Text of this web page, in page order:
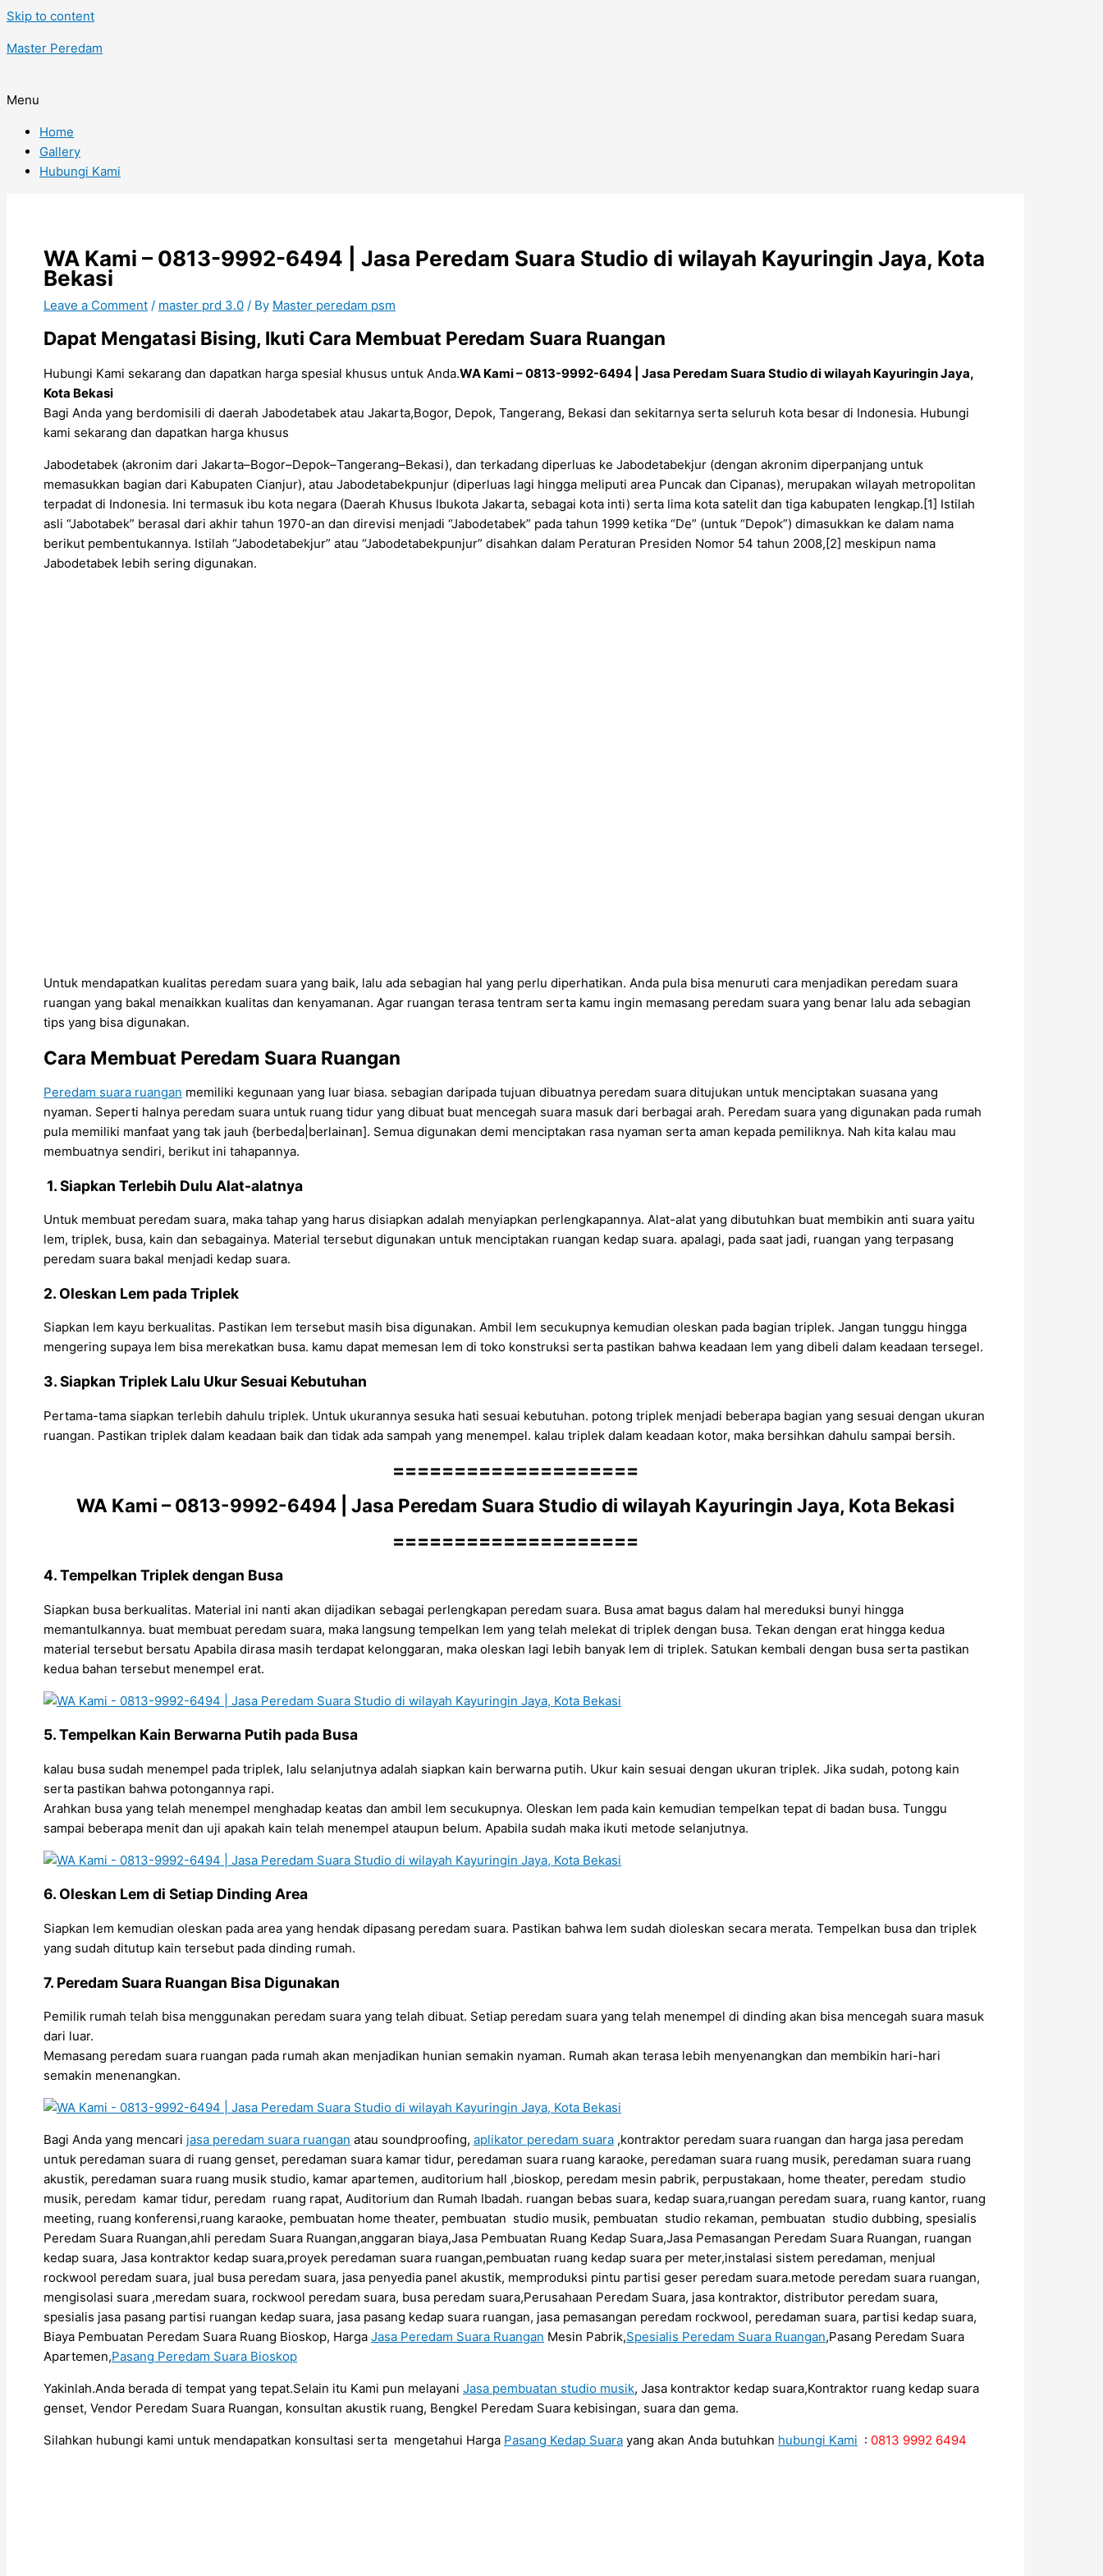
Skip to content
Master Peredam
Menu
Home
Gallery
Hubungi Kami
WA Kami – 0813-9992-6494 | Jasa Peredam Suara Studio di wilayah Kayuringin Jaya, Kota
Bekasi
Leave a Comment / master prd 3.0 / By Master peredam psm
Dapat Mengatasi Bising, Ikuti Cara Membuat Peredam Suara Ruangan
Hubungi Kami sekarang dan dapatkan harga spesial khusus untuk Anda.WA Kami – 0813-9992-6494 | Jasa Peredam Suara Studio di wilayah Kayuringin Jaya,
Kota Bekasi
Bagi Anda yang berdomisili di daerah Jabodetabek atau Jakarta,Bogor, Depok, Tangerang, Bekasi dan sekitarnya serta seluruh kota besar di Indonesia. Hubungi
kami sekarang dan dapatkan harga khusus
Jabodetabek (akronim dari Jakarta–Bogor–Depok–Tangerang–Bekasi), dan terkadang diperluas ke Jabodetabekjur (dengan akronim diperpanjang untuk
memasukkan bagian dari Kabupaten Cianjur), atau Jabodetabekpunjur (diperluas lagi hingga meliputi area Puncak dan Cipanas), merupakan wilayah metropolitan
terpadat di Indonesia. Ini termasuk ibu kota negara (Daerah Khusus Ibukota Jakarta, sebagai kota inti) serta lima kota satelit dan tiga kabupaten lengkap.[1] Istilah
asli “Jabotabek” berasal dari akhir tahun 1970-an dan direvisi menjadi “Jabodetabek” pada tahun 1999 ketika “De” (untuk “Depok”) dimasukkan ke dalam nama
berikut pembentukannya. Istilah “Jabodetabekjur” atau “Jabodetabekpunjur” disahkan dalam Peraturan Presiden Nomor 54 tahun 2008,[2] meskipun nama
Jabodetabek lebih sering digunakan.
Untuk mendapatkan kualitas peredam suara yang baik, lalu ada sebagian hal yang perlu diperhatikan. Anda pula bisa menuruti cara menjadikan peredam suara
ruangan yang bakal menaikkan kualitas dan kenyamanan. Agar ruangan terasa tentram serta kamu ingin memasang peredam suara yang benar lalu ada sebagian
tips yang bisa digunakan.
Cara Membuat Peredam Suara Ruangan
Peredam suara ruangan memiliki kegunaan yang luar biasa. sebagian daripada tujuan dibuatnya peredam suara ditujukan untuk menciptakan suasana yang
nyaman. Seperti halnya peredam suara untuk ruang tidur yang dibuat buat mencegah suara masuk dari berbagai arah. Peredam suara yang digunakan pada rumah
pula memiliki manfaat yang tak jauh {berbeda|berlainan]. Semua digunakan demi menciptakan rasa nyaman serta aman kepada pemiliknya. Nah kita kalau mau
membuatnya sendiri, berikut ini tahapannya.
1. Siapkan Terlebih Dulu Alat-alatnya
Untuk membuat peredam suara, maka tahap yang harus disiapkan adalah menyiapkan perlengkapannya. Alat-alat yang dibutuhkan buat membikin anti suara yaitu
lem, triplek, busa, kain dan sebagainya. Material tersebut digunakan untuk menciptakan ruangan kedap suara. apalagi, pada saat jadi, ruangan yang terpasang
peredam suara bakal menjadi kedap suara.
2. Oleskan Lem pada Triplek
Siapkan lem kayu berkualitas. Pastikan lem tersebut masih bisa digunakan. Ambil lem secukupnya kemudian oleskan pada bagian triplek. Jangan tunggu hingga
mengering supaya lem bisa merekatkan busa. kamu dapat memesan lem di toko konstruksi serta pastikan bahwa keadaan lem yang dibeli dalam keadaan tersegel.
3. Siapkan Triplek Lalu Ukur Sesuai Kebutuhan
Pertama-tama siapkan terlebih dahulu triplek. Untuk ukurannya sesuka hati sesuai kebutuhan. potong triplek menjadi beberapa bagian yang sesuai dengan ukuran
ruangan. Pastikan triplek dalam keadaan baik dan tidak ada sampah yang menempel. kalau triplek dalam keadaan kotor, maka bersihkan dahulu sampai bersih.
====================
WA Kami – 0813-9992-6494 | Jasa Peredam Suara Studio di wilayah Kayuringin Jaya, Kota Bekasi
====================
4. Tempelkan Triplek dengan Busa
Siapkan busa berkualitas. Material ini nanti akan dijadikan sebagai perlengkapan peredam suara. Busa amat bagus dalam hal mereduksi bunyi hingga
memantulkannya. buat membuat peredam suara, maka langsung tempelkan lem yang telah melekat di triplek dengan busa. Tekan dengan erat hingga kedua
material tersebut bersatu Apabila dirasa masih terdapat kelonggaran, maka oleskan lagi lebih banyak lem di triplek. Satukan kembali dengan busa serta pastikan
kedua bahan tersebut menempel erat.
5. Tempelkan Kain Berwarna Putih pada Busa
kalau busa sudah menempel pada triplek, lalu selanjutnya adalah siapkan kain berwarna putih. Ukur kain sesuai dengan ukuran triplek. Jika sudah, potong kain
serta pastikan bahwa potongannya rapi.
Arahkan busa yang telah menempel menghadap keatas dan ambil lem secukupnya. Oleskan lem pada kain kemudian tempelkan tepat di badan busa. Tunggu
sampai beberapa menit dan uji apakah kain telah menempel ataupun belum. Apabila sudah maka ikuti metode selanjutnya.
6. Oleskan Lem di Setiap Dinding Area
Siapkan lem kemudian oleskan pada area yang hendak dipasang peredam suara. Pastikan bahwa lem sudah dioleskan secara merata. Tempelkan busa dan triplek
yang sudah ditutup kain tersebut pada dinding rumah.
7. Peredam Suara Ruangan Bisa Digunakan
Pemilik rumah telah bisa menggunakan peredam suara yang telah dibuat. Setiap peredam suara yang telah menempel di dinding akan bisa mencegah suara masuk
dari luar.
Memasang peredam suara ruangan pada rumah akan menjadikan hunian semakin nyaman. Rumah akan terasa lebih menyenangkan dan membikin hari-hari
semakin menenangkan.
Bagi Anda yang mencari jasa peredam suara ruangan atau soundproofing, aplikator peredam suara ,kontraktor peredam suara ruangan dan harga jasa peredam
untuk peredaman suara di ruang genset, peredaman suara kamar tidur, peredaman suara ruang karaoke, peredaman suara ruang musik, peredaman suara ruang
akustik, peredaman suara ruang musik studio, kamar apartemen, auditorium hall ,bioskop, peredam mesin pabrik, perpustakaan, home theater, peredam studio
musik, peredam kamar tidur, peredam ruang rapat, Auditorium dan Rumah Ibadah. ruangan bebas suara, kedap suara,ruangan peredam suara, ruang kantor, ruang
meeting, ruang konferensi,ruang karaoke, pembuatan home theater, pembuatan studio musik, pembuatan studio rekaman, pembuatan studio dubbing, spesialis
Peredam Suara Ruangan,ahli peredam Suara Ruangan,anggaran biaya,Jasa Pembuatan Ruang Kedap Suara,Jasa Pemasangan Peredam Suara Ruangan, ruangan
kedap suara, Jasa kontraktor kedap suara,proyek peredaman suara ruangan,pembuatan ruang kedap suara per meter,instalasi sistem peredaman, menjual
rockwool peredam suara, jual busa peredam suara, jasa penyedia panel akustik, memproduksi pintu partisi geser peredam suara.metode peredam suara ruangan,
mengisolasi suara ,meredam suara, rockwool peredam suara, busa peredam suara,Perusahaan Peredam Suara, jasa kontraktor, distributor peredam suara,
spesialis jasa pasang partisi ruangan kedap suara, jasa pasang kedap suara ruangan, jasa pemasangan peredam rockwool, peredaman suara, partisi kedap suara,
Biaya Pembuatan Peredam Suara Ruang Bioskop, Harga Jasa Peredam Suara Ruangan Mesin Pabrik,Spesialis Peredam Suara Ruangan,Pasang Peredam Suara
Apartemen,Pasang Peredam Suara Bioskop
Yakinlah.Anda berada di tempat yang tepat.Selain itu Kami pun melayani Jasa pembuatan studio musik, Jasa kontraktor kedap suara,Kontraktor ruang kedap suara
genset, Vendor Peredam Suara Ruangan, konsultan akustik ruang, Bengkel Peredam Suara kebisingan, suara dan gema.
Silahkan hubungi kami untuk mendapatkan konsultasi serta mengetahui Harga Pasang Kedap Suara yang akan Anda butuhkan hubungi Kami : 0813 9992 6494